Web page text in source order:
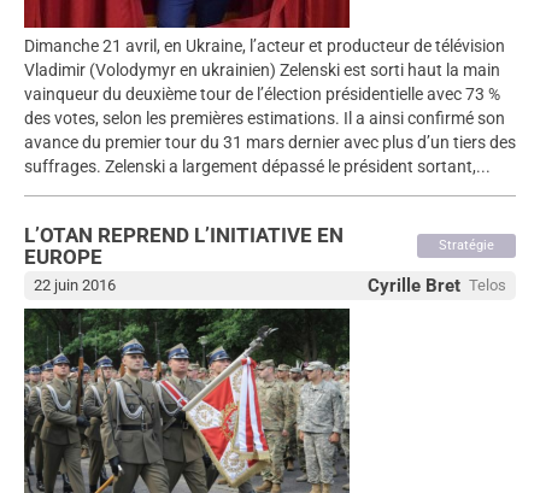
Dimanche 21 avril, en Ukraine, l’acteur et producteur de télévision
Vladimir (Volodymyr en ukrainien) Zelenski est sorti haut la main
vainqueur du deuxième tour de l’élection présidentielle avec 73 %
des votes, selon les premières estimations. Il a ainsi confirmé son
avance du premier tour du 31 mars dernier avec plus d’un tiers des
suffrages. Zelenski a largement dépassé le président sortant,...
Stratégie
L’OTAN REPREND L’INITIATIVE EN
EUROPE
Cyrille Bret Telos
22 juin 2016